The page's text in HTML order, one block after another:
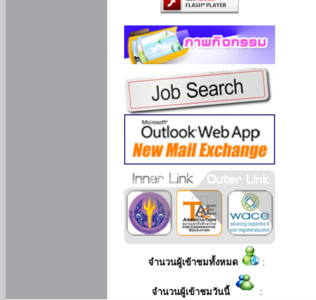
จำนวนผู้เข้าชมทั้งหมด :
จำนวนผู้เข้าชมวันนี้ :